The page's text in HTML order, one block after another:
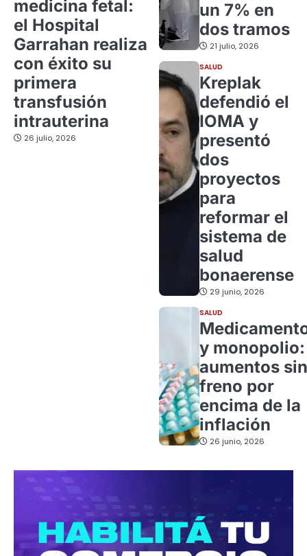
medicina fetal:
el Hospital
Garrahan realiza
con éxito su
primera
transfusión
intrauterina
26 julio, 2026
un 7% en
dos tramos
21 julio, 2026
SALUD
Kreplak
defendió el
IOMA y
presentó
dos
proyectos
para
reformar el
sistema de
salud
bonaerense
29 junio, 2026
SALUD
y monopolio:
aumentos sin
freno por
encima de la
inflación
26 junio, 2026